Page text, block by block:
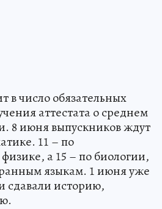
в число обязательных
аттестата о среднем
8 июня выпускников ждут
11 – по
а 15 – по биологии,
языкам. 1 июня уже
историю,